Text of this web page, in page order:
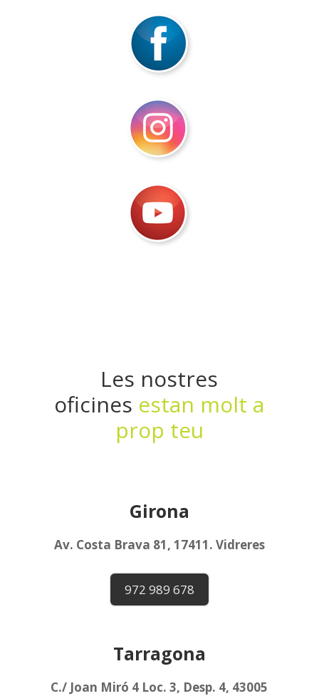
Les nostres
oficines estan molt a
prop teu
Girona
Av. Costa Brava 81, 17411. Vidreres
972 989 678
Tarragona
C./ Joan Miró 4 Loc. 3, Desp. 4, 43005